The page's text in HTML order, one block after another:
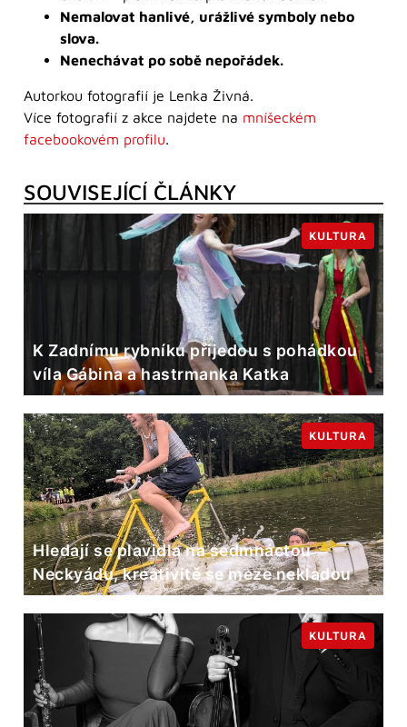
Nemalovat hanlivé, urážlivé symboly nebo
slova.
Nenechávat po sobě nepořádek.
Autorkou fotografií je Lenka Živná.
Více fotografií z akce najdete na mníšeckém
facebookovém profilu
SOUVISEJÍCÍ ČLÁNKY
K Zadnímu rybníku přijedou s pohádkou
víla Gábina a hastrmanka Katka
KULTURA
Hledají se plavidla na sedmnáctou
Neckyádu, kreativitě se meze nekladou
KULTURA
KULTURA